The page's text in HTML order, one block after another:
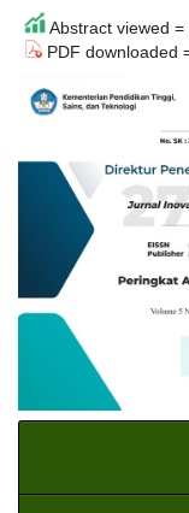
Abstract viewed
PDF downloaded